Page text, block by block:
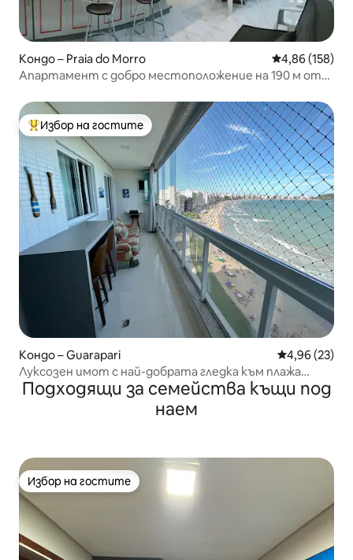
Кондо – Praia do Morro Средна
4,86 (158)
Апартамент с добро местоположение на 190 м от
Най-популярен избор на гостите
Избор на гостите
Кондо – Guarapari Средна
4,96 (23)
Луксозен имот с най-добрата гледка към плажа
Морро
Подходящи за семейства къщи под
наем
Избор на гостите
Избор на гостите